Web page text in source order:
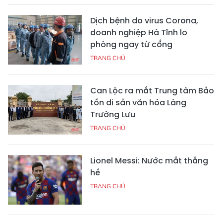
Dịch bệnh do virus Corona,
doanh nghiệp Hà Tĩnh lo
phòng ngay từ cổng
TRANG CHỦ
Can Lộc ra mắt Trung tâm Bảo
tồn di sản văn hóa Làng
Trường Lưu
TRANG CHỦ
Lionel Messi: Nước mắt thằng
hề
TRANG CHỦ